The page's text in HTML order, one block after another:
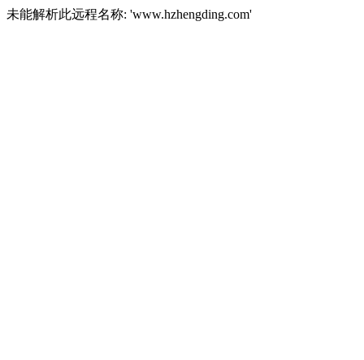
未能解析此远程名称: 'www.hzhengding.com'